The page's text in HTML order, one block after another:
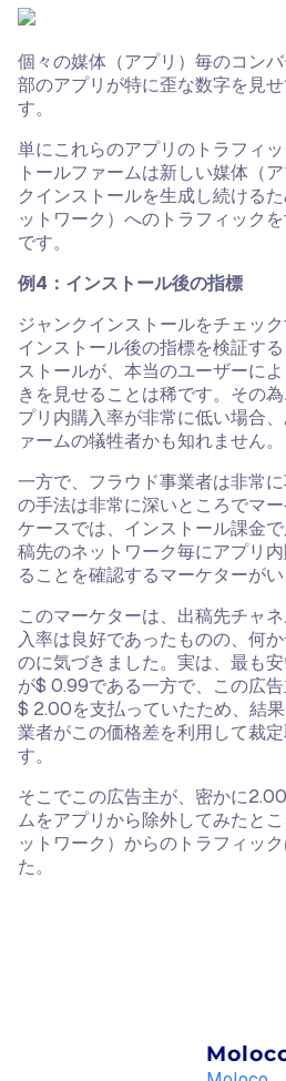
個々の媒体（アプリ）毎のコン
部のアプリが特に歪な数字を見
す。
単にこれらのアプリのトラフィ
トールファームは新しい媒体（
クインストールを生成し続ける
ットワーク）へのトラフィック
です。
例4：インストール後の指標
ジャンクインストールをチェッ
インストール後の指標を検証す
ストールが、本当のユーザーに
きを見せることは稀です。その
プリ内購入率が非常に低い場合
ァームの犠牲者かも知れません。
一方で、フラウド事業者は非常
の手法は非常に深いところでマ
ケースでは、インストール課金
稿先のネットワーク毎にアプリ
ることを確認するマーケターがい
このマーケターは、出稿先チャ
入率は良好であったものの、何
のに気づきました。実は、最も
が$ 0.99である一方で、この広
$ 2.00を支払っていたため、結
業者がこの価格差を利用して裁
す。
そこでこの広告主が、密かに
ムをアプリから除外してみたと
ットワーク）からのトラフィッ
た。